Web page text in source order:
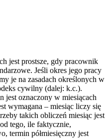
jest prostsze, gdy pracownik
Jeśli okres jego pracy
je na zasadach określonych w
cywilny (dalej: k.c.).
jest oznaczony w miesiącach
wymagana – miesiąc liczy się
takich obliczeń miesiąc jest
tego, ile faktycznie,
termin półmiesięczny jest